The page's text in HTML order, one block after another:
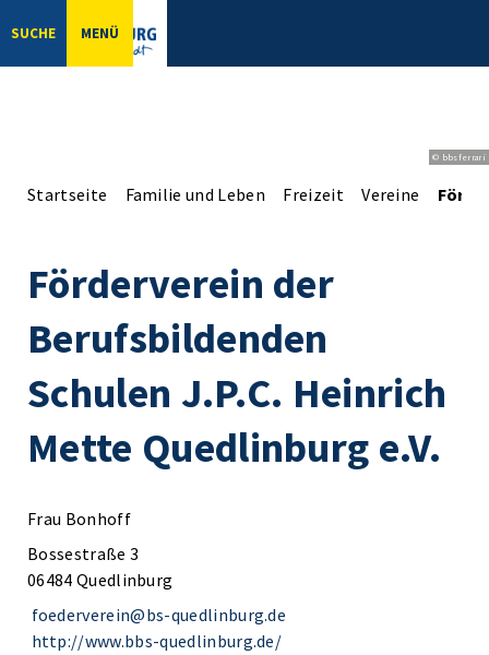
SUCHE MENÜ
© bbsferrari
Startseite Familie und Leben Freizeit Vereine
Förderverein der
Berufsbildenden
Schulen J.P.C. Heinrich
Mette Quedlinburg e.V.
Frau Bonhoff
Bossestraße 3
06484 Quedlinburg
foederverein@bs-quedlinburg.de
http://www.bbs-quedlinburg.de/